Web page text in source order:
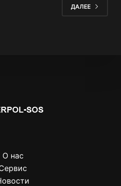
ДАЛЕЕ
О нас